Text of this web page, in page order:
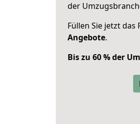
der
Füllen Sie jetzt
Angebote.
Bis zu 60 % der